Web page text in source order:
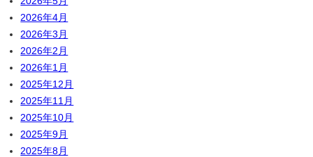
2026年4月
2026年3月
2026年2月
2026年1月
2025年12月
2025年11月
2025年10月
2025年9月
2025年8月